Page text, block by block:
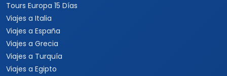
Tours Europa 15 Días
Viajes a Italia
Viajes a España
Viajes a Grecia
Viajes a Turquía
Viajes a Egipto